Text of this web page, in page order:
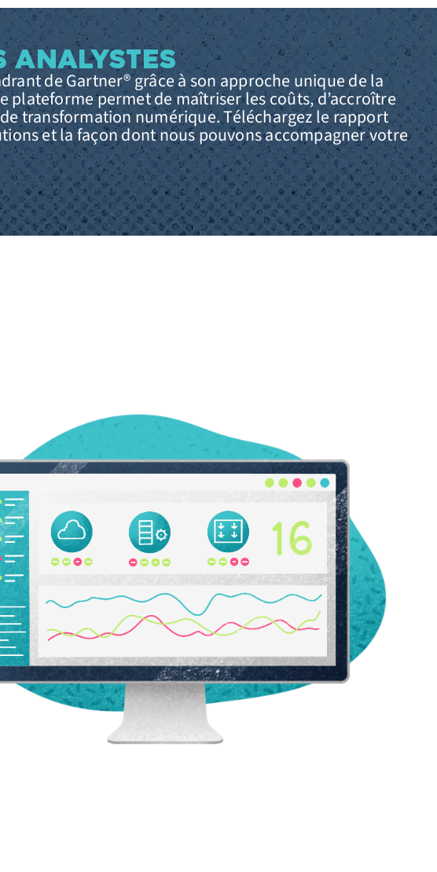
ANALYSTES
de Gartner® grâce à son approche unique de la
plateforme permet de maîtriser les coûts, d’accroître
transformation numérique. Téléchargez le rapport
et la façon dont nous pouvons accompagner votre